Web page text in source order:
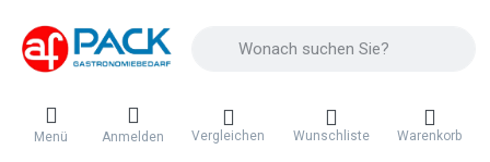
Menü Anmelden Vergleichen Wunschliste Warenkorb